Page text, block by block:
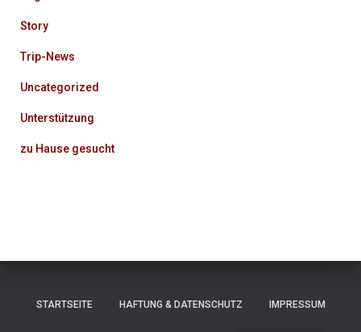
Story
Trip-News
Uncategorized
Unterstützung
zu Hause gesucht
STARTSEITE HAFTUNG & DATENSCHUTZ IMPRESSUM